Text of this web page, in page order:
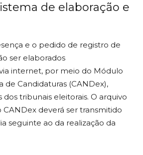
de elaboração e
e o pedido de registro de
ser elaborados
internet, por meio do Módulo
de Candidaturas (CANDex),
dos tribunais eleitorais. O arquivo
deverá ser transmitido
seguinte ao da realização da